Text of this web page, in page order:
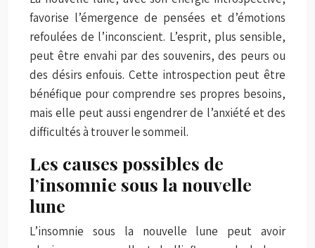
favorise l’émergence de pensées et d’émotions
refoulées de l’inconscient. L’esprit, plus sensible,
peut être envahi par des souvenirs, des peurs ou
des désirs enfouis. Cette introspection peut être
bénéfique pour comprendre ses propres besoins,
mais elle peut aussi engendrer de l’anxiété et des
difficultés à trouver le sommeil.
Les causes possibles de
l’insomnie sous la nouvelle
lune
L’insomnie sous la nouvelle lune peut avoir